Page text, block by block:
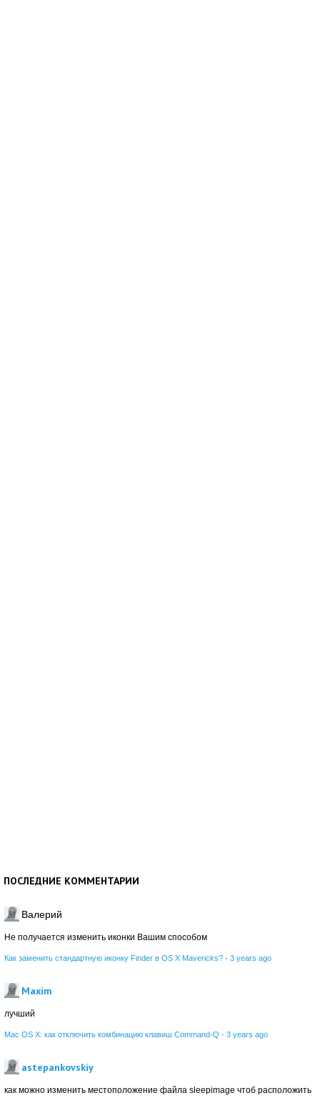
ПОСЛЕДНИЕ КОММЕНТАРИИ
Валерий
Не получается изменить иконки Вашим способом
Как заменить стандартную иконку Finder в OS X Mavericks? · 3 years ago
Maxim
лучший
Mac OS X: как отключить комбинацию клавиш Command-Q · 3 years ago
astepankovskiy
как можно изменить местоположение файла sleepimage чтоб расположить